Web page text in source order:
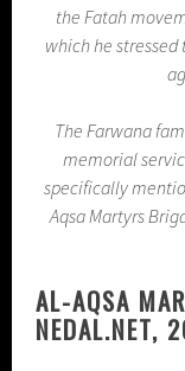
the Fatah
which he
The Farwana
memorial
specifically
Aqsa Martyrs
AL-AQSA
NEDAL.NET,